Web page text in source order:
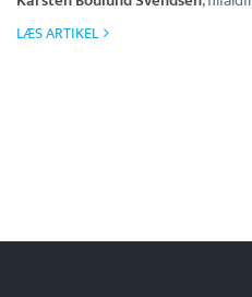
LÆS ARTIKEL